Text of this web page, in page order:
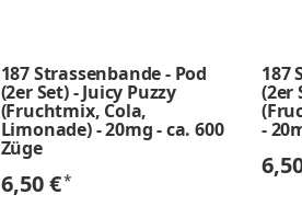
187 Strassenbande - Pod
(2er Set) - Juicy Puzzy
(Fruchtmix, Cola,
Limonade) - 20mg - ca. 600
Züge
6,50 €*
187
(2er
-